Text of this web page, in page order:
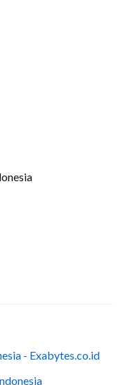
- Exabytes.co.id